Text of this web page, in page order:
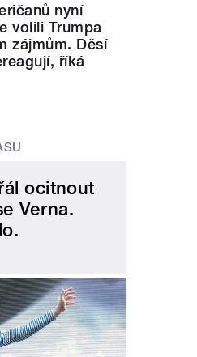
nyní
volili Trumpa
zájmům. Děsí
říká
ocitnout
Verna.